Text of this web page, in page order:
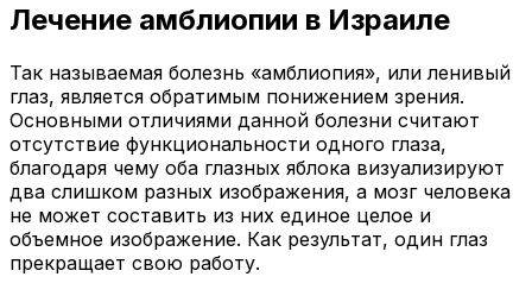
Лечение амблиопии в Израиле
Так называемая болезнь «амблиопия», или ленивый
глаз, является обратимым понижением зрения.
Основными отличиями данной болезни считают
отсутствие функциональности одного глаза,
благодаря чему оба глазных яблока визуализируют
два слишком разных изображения, а мозг человека
не может составить из них единое целое и
объемное изображение. Как результат, один глаз
прекращает свою работу.